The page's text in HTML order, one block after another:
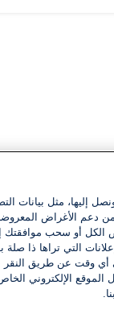
إليها، مثل بيانات
دعم الأغراض
الكل أو سحب موافقتك
التي تراها ذا
أي وقت عن طريق النقر
الإلكتروني